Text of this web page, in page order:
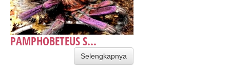
PAMPHOBETEUS S...
Selengkapnya